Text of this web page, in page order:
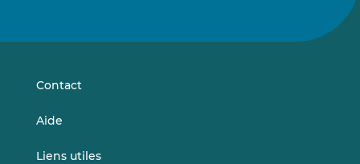
sursur
Contact
Aide
Liens utiles